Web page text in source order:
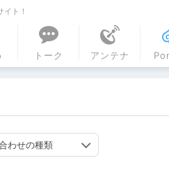
ト！
トーク アンテナ
わせの種類